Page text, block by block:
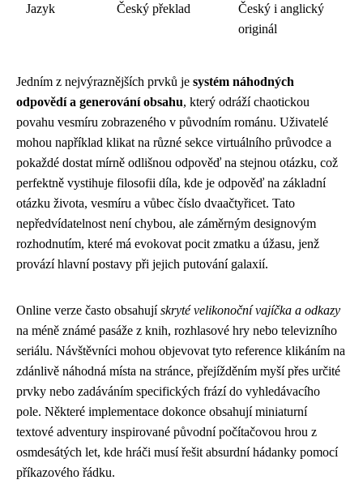
Jazyk Český překlad
Český i anglický
originál
Jedním z nejvýraznějších prvků je systém náhodných
odpovědí a generování obsahu, který odráží chaotickou
povahu vesmíru zobrazeného v původním románu. Uživatelé
mohou například klikat na různé sekce virtuálního průvodce a
pokaždé dostat mírně odlišnou odpověď na stejnou otázku, což
perfektně vystihuje filosofii díla, kde je odpověď na základní
otázku života, vesmíru a vůbec číslo dvaačtyřicet. Tato
nepředvídatelnost není chybou, ale záměrným designovým
rozhodnutím, které má evokovat pocit zmatku a úžasu, jenž
provází hlavní postavy při jejich putování galaxií.
Online verze často obsahujískryté velikonoční vajíčka a odkazy
na méně známé pasáže z knih, rozhlasové hry nebo televizního
seriálu. Návštěvníci mohou objevovat tyto reference klikáním na
zdánlivě náhodná místa na stránce, přejížděním myší přes určité
prvky nebo zadáváním specifických frází do vyhledávacího
pole. Některé implementace dokonce obsahují miniaturní
textové adventury inspirované původní počítačovou hrou z
osmdesátých let, kde hráči musí řešit absurdní hádanky pomocí
příkazového řádku.